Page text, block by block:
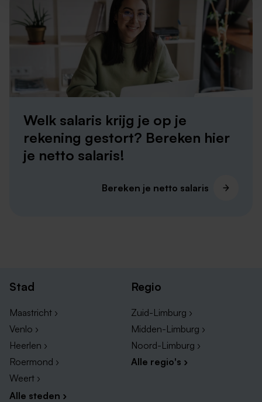
Welk salaris krijg je op je
rekening gestort? Bereken hier
je netto salaris!
Bereken je netto salaris
Stad
Maastricht ›
Venlo ›
Heerlen ›
Roermond ›
Weert ›
Alle steden ›
Regio
Zuid-Limburg ›
Midden-Limburg ›
Noord-Limburg ›
Alle regio's ›